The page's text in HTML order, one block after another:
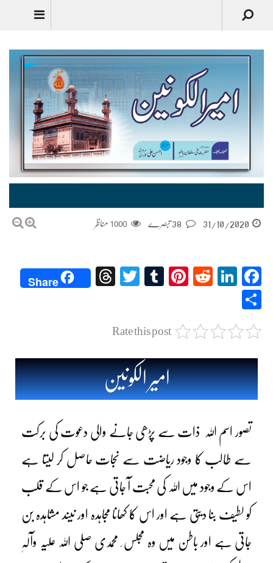
31/10/2020
1000 مناظر
Facebook
LinkedIn
Reddit
Pinterest
Tumblr
Twitter
Threads
Share
Rate this post
امیر الکونین
تصور اسم اللہ ذات سے پڑھی جانے والی دعوت کی برکت
سے طالب کا وجود ریاضت سے نجات حاصل کر لیتا ہے
اس کے وجود میں اللہ کی محبت آ جاتی ہے جو اس کے قلب
کو لطیف بنا دیتی ہے اور اس کا کھانا مجاہدہ اور نیند مشاہدہ بن
جاتی ہے اور باطن میں وہ مجلس ِ محمدی صلی اللہ علیہ وآلہٖ